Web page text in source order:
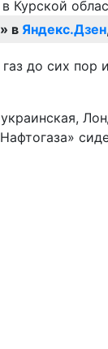
в Яндекс.Дзен
до сих пор